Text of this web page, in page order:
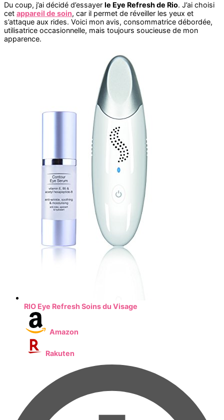
Du coup, j’ai décidé d’essayer le Eye Refresh de Rio. J’ai choisi
cet appareil de soin, car il permet de réveiller les yeux et
s’attaque aux rides. Voici mon avis, consommatrice débordée,
utilisatrice occasionnelle, mais toujours soucieuse de mon
apparence.
RIO Eye Refresh Soins du Visage
Amazon
Rakuten